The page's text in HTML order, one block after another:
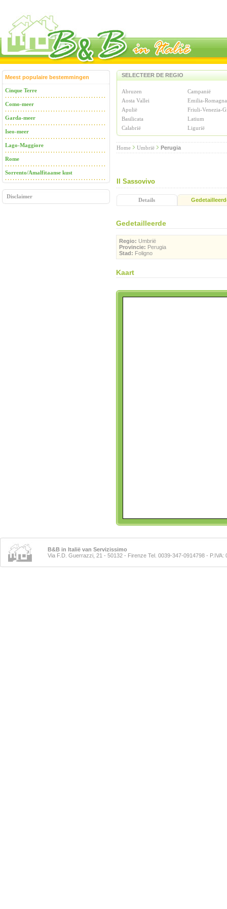
Meest populaire bestemmingen
Cinque Terre
Como-meer
Garda-meer
Iseo-meer
Lago-Maggiore
Rome
Sorrento/Amalfitaanse kust
Disclaimer
SELECTEER DE REGIO
Abruzen
Campanië
Aosta Vallei
Emilia-Romagna
Apulië
Friuli-Venezia-
Basilicata
Latium
Calabrië
Ligurië
Home Umbrië Perugia
Il Sassovivo
Details
Gedetailleerde
Regio: Umbrië
Provincie: Perugia
Stad: Foligno
Kaart
B&B in Italië van Servizissimo
Via F.D. Guerrazzi, 21 - 50132 - Firenze Tel. 0039-347-0914798 - P.IVA: